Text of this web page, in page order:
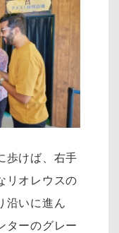
歩けば、右手
リオレウスの
沿いに進ん
ターのグレー